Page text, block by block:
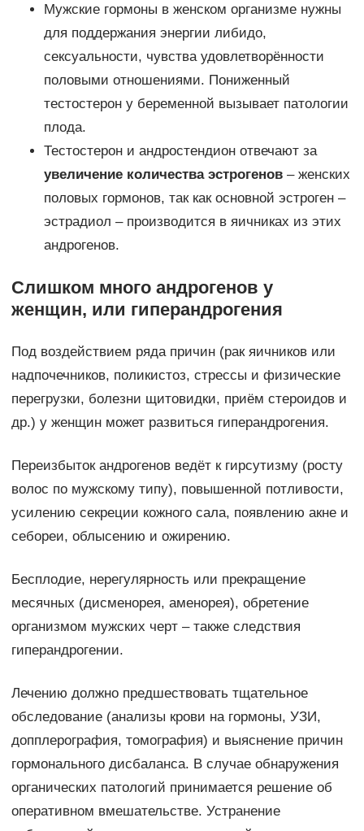
Мужские гормоны в женском организме нужны
для поддержания энергии либидо,
сексуальности, чувства удовлетворённости
половыми отношениями. Пониженный
тестостерон у беременной вызывает патологии
плода.
Тестостерон и андростендион отвечают за
увеличение количества эстрогенов– женских
половых гормонов, так как основной эстроген –
эстрадиол – производится в яичниках из этих
андрогенов.
Слишком много андрогенов у
женщин, или гиперандрогения
Под воздействием ряда причин (рак яичников или
надпочечников, поликистоз, стрессы и физические
перегрузки, болезни щитовидки, приём стероидов и
др.) у женщин может развиться гиперандрогения.
Переизбыток андрогенов ведёт к гирсутизму (росту
волос по мужскому типу), повышенной потливости,
усилению секреции кожного сала, появлению акне и
себореи, облысению и ожирению.
Бесплодие, нерегулярность или прекращение
месячных (дисменорея, аменорея), обретение
организмом мужских черт – также следствия
гиперандрогении.
Лечению должно предшествовать тщательное
обследование (анализы крови на гормоны, УЗИ,
допплерография, томография) и выяснение причин
гормонального дисбаланса. В случае обнаружения
органических патологий принимается решение об
оперативном вмешательстве. Устранение